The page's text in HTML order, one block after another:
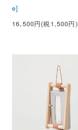
e]
16,500円(税1,500円)